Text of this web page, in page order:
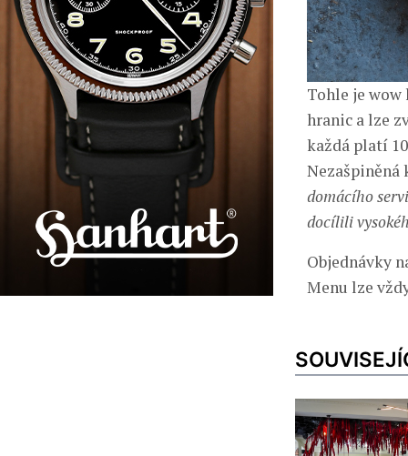
Tohle je
hranic a lze
každá platí
Nezašpiněná
domácího
docílili
Objednávky
Menu lze